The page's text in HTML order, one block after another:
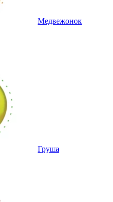
Медвежонок
Груша